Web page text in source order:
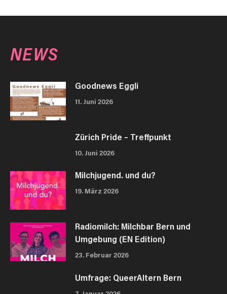
NEWS
Goodnews Eggli
11. Juni 2026
Zürich Pride – Treffpunkt
10. Juni 2026
Milchjugend. und du?
19. März 2026
Radiomilch: Milchbar Bern und
Umgebung (EN Edition)
23. Februar 2026
Umfrage: QueerAltern Bern